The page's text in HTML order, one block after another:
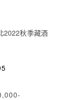
2022秋季藏酒